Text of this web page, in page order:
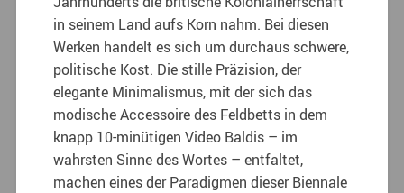
in seinem Land aufs Korn nahm. Bei diesen
Werken handelt es sich um durchaus schwere,
politische Kost. Die stille Präzision, der
elegante Minimalismus, mit der sich das
modische Accessoire des Feldbetts in dem
knapp 10-minütigen Video Baldis – im
wahrsten Sinne des Wortes – entfaltet,
machen eines der Paradigmen dieser Biennale